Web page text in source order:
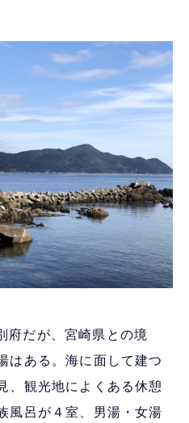
府だが、宮崎県との境
はある。海に面して建つ
、観光地によくある休憩
風呂が４室、男湯・女湯